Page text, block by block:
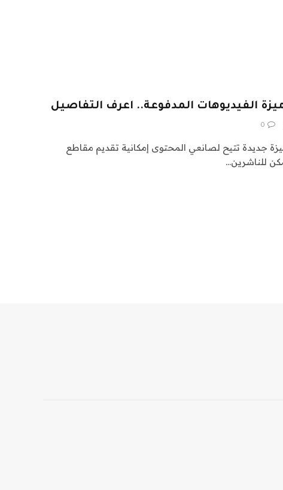
الفيديوهات المدفوعة.. اعرف التفاصيل
0
جديدة تتيح لصانعي المحتوى إمكانية تقديم مقاطع
للناشرين…